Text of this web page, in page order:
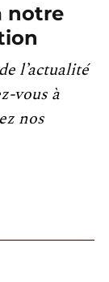
notre
l’actualité
vous à
nos